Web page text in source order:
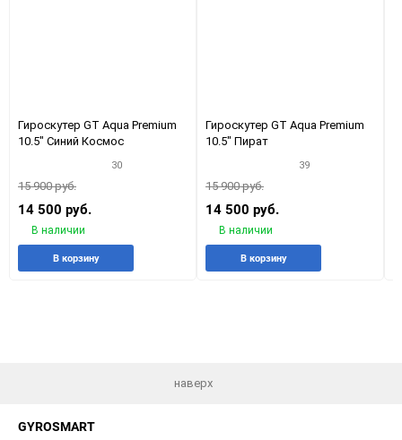
Гироскутер GT Aqua Premium
10.5" Синий Космос
30
15 900 руб.
14 500 руб.
В наличии
В корзину
Гироскутер GT Aqua Premium
10.5" Пират
39
15 900 руб.
14 500 руб.
В наличии
В корзину
наверх
GYROSMART